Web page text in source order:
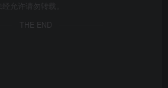
允许请勿转载。
THE END